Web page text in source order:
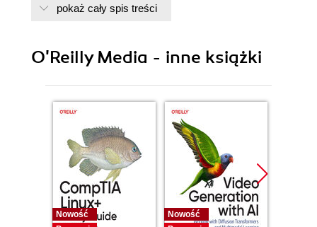
Acknowledgments
The Standard
Data Visualization Applications
Assumptions and Setup
2. Goals
Presentation Goals
Pre-batch Analysis
The Analyst Decision Queue
Data Pipeline Visualization
pokaż cały spis treści
O'Reilly Media - inne książki
Nowość
Nowość